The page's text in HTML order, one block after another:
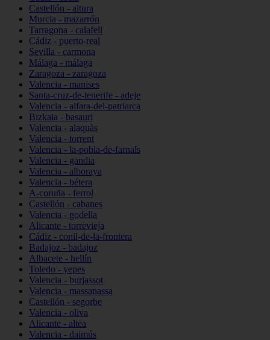
Castellón - altura
Murcia - mazarrón
Tarragona - calafell
Cádiz - puerto-real
Sevilla - carmona
Málaga - málaga
Zaragoza - zaragoza
Valencia - manises
Santa-cruz-de-tenerife - adeje
Valencia - alfara-del-patriarca
Bizkaia - basauri
Valencia - alaquàs
Valencia - torrent
Valencia - la-pobla-de-farnals
Valencia - gandia
Valencia - alboraya
Valencia - bétera
A-coruña - ferrol
Castellón - cabanes
Valencia - godella
Alicante - torrevieja
Cádiz - conil-de-la-frontera
Badajoz - badajoz
Albacete - hellín
Toledo - yepes
Valencia - burjassot
Valencia - massanassa
Castellón - segorbe
Valencia - oliva
Alicante - altea
Valencia - daimús